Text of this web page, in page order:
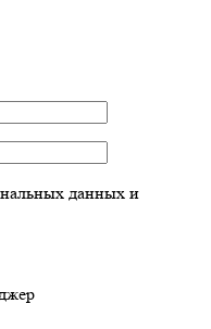
данных и